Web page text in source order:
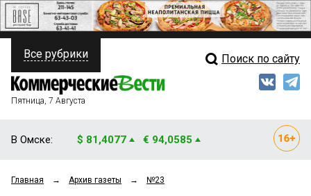
ПОЛИТИКА
ФИНАНСЫ
ОБЩЕСТВО
Свежий выпуск
Все рубрики Поиск по сайту
Пятница, 7 Августа
В Омске: $ 81,4077 € 94,0585
Главная → Архив газеты → №23